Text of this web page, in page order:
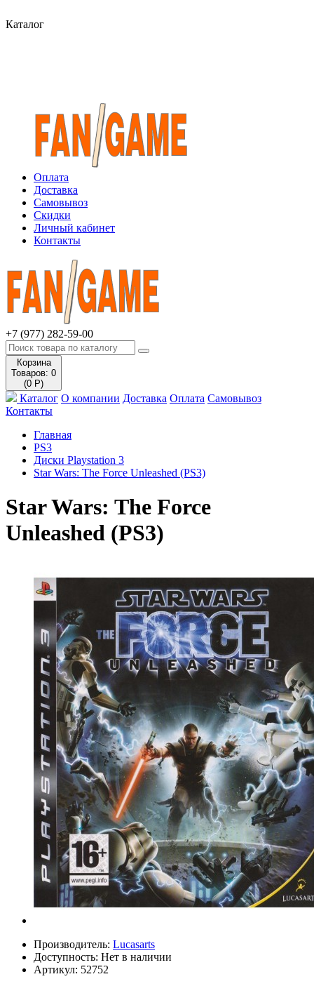
Каталог
Оплата
Доставка
Самовывоз
Скидки
Личный кабинет
Контакты
+7 (977) 282-59-00
Корзина
Товаров: 0
(0 Р)
Каталог О компании Доставка Оплата Самовывоз
Контакты
Главная
PS3
Диски Playstation 3
Star Wars: The Force Unleashed (PS3)
Star Wars: The Force
Unleashed (PS3)
Производитель: Lucasarts
Доступность: Нет в наличии
Артикул: 52752